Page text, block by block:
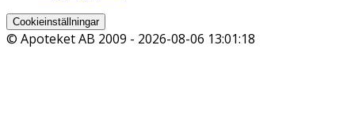
Cookieinställningar
© Apoteket AB 2009 - 2026-08-06 13:01:18